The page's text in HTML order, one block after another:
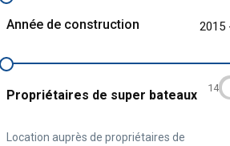
Année de construction 2015
Propriétaires de super bateaux
Location auprès de propriétaires de
14